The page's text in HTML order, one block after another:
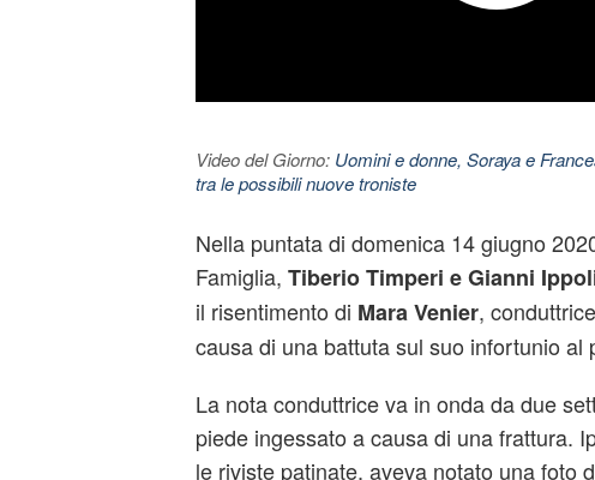
Video del Giorno: Uomini e donne, Soraya e
tra le possibili nuove troniste
Nella puntata di domenica 14 giugno
Famiglia, Tiberio Timperi e Gianni
il risentimento di Mara Venier,
causa di una battuta sul suo infortunio al
La nota conduttrice va in onda da due
piede ingessato a causa di una frattura.
le riviste patinate, aveva notato una foto